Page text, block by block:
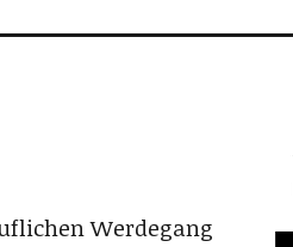
Werdegang